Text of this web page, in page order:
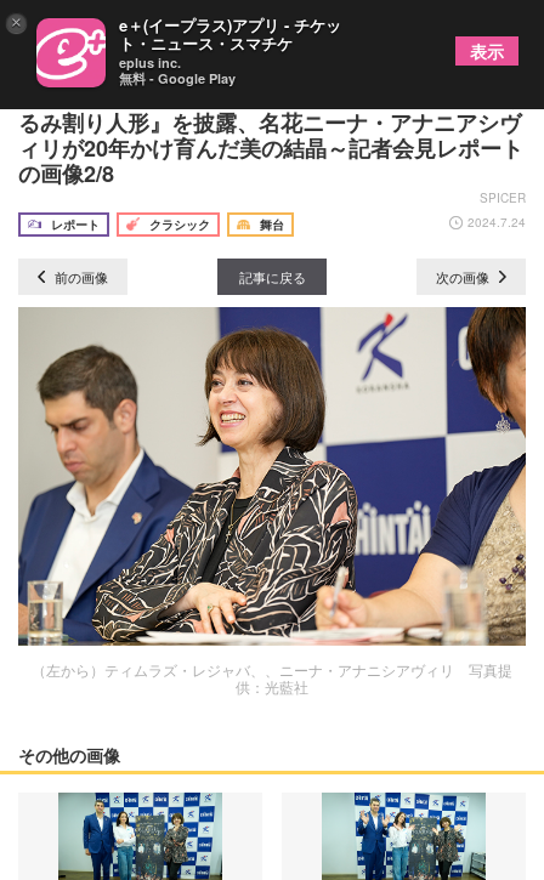
ジョージア国立バレエが"クリスマスの贈り物"『く
るみ割り人形』を披露、名花ニーナ・アナニアシヴ
ィリが20年かけ育んだ美の結晶～記者会見レポート
の画像2/8
SPICER
レポート
クラシック 舞台 2024.7.24
前の画像 記事に戻る 次の画像
（左から）ティムラズ・レジャバ、、ニーナ・アナニシアヴィリ 写真提
供：光藍社
その他の画像
× e＋(イープラス)アプリ - チケッ
ト・ニュース・スマチケ
eplus inc.
無料 - Google Play
表示